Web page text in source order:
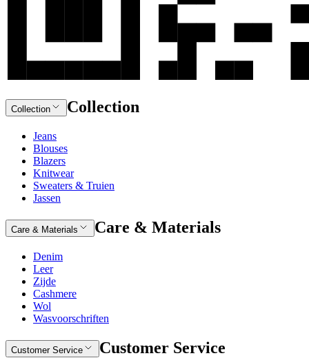
Collection Collection
Jeans
Blouses
Blazers
Knitwear
Sweaters & Truien
Jassen
Care & Materials Care & Materials
Denim
Leer
Zijde
Cashmere
Wol
Wasvoorschriften
Customer Service Customer Service